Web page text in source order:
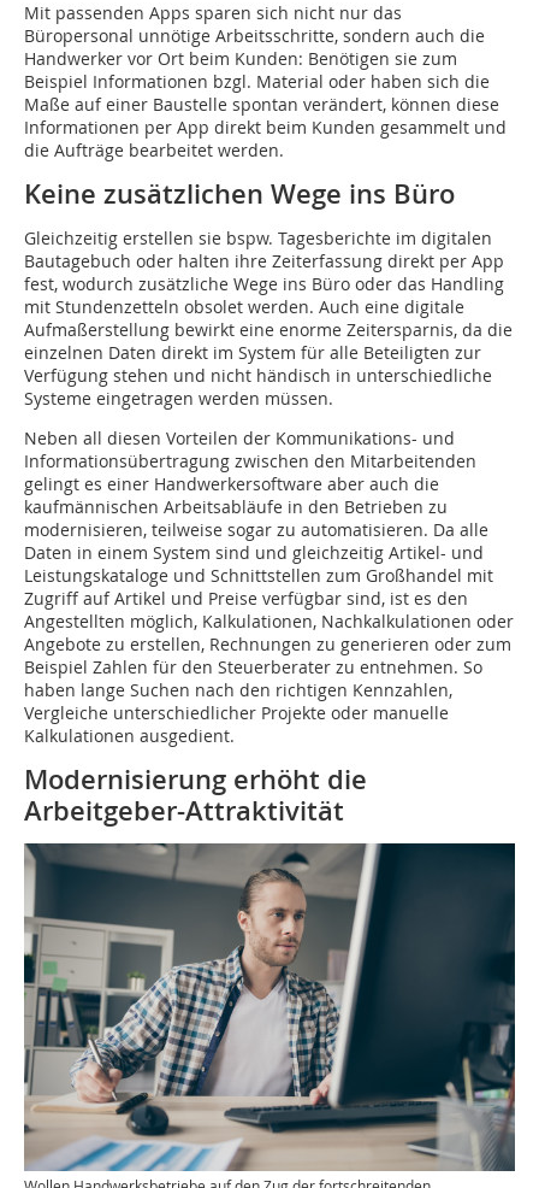
Mit passenden Apps sparen sich nicht nur das
Büropersonal unnötige Arbeitsschritte, sondern auch die
Handwerker vor Ort beim Kunden: Benötigen sie zum
Beispiel Informationen bzgl. Material oder haben sich die
Maße auf einer Baustelle spontan verändert, können diese
Informationen per App direkt beim Kunden gesammelt und
die Aufträge bearbeitet werden.
Keine zusätzlichen Wege ins Büro
Gleichzeitig erstellen sie bspw. Tagesberichte im digitalen
Bautagebuch oder halten ihre Zeiterfassung direkt per App
fest, wodurch zusätzliche Wege ins Büro oder das Handling
mit Stundenzetteln obsolet werden. Auch eine digitale
Aufmaßerstellung bewirkt eine enorme Zeitersparnis, da die
einzelnen Daten direkt im System für alle Beteiligten zur
Verfügung stehen und nicht händisch in unterschiedliche
Systeme eingetragen werden müssen.
Neben all diesen Vorteilen der Kommunikations- und
Informationsübertragung zwischen den Mitarbeitenden
gelingt es einer Handwerkersoftware aber auch die
kaufmännischen Arbeitsabläufe in den Betrieben zu
modernisieren, teilweise sogar zu automatisieren. Da alle
Daten in einem System sind und gleichzeitig Artikel- und
Leistungskataloge und Schnittstellen zum Großhandel mit
Zugriff auf Artikel und Preise verfügbar sind, ist es den
Angestellten möglich, Kalkulationen, Nachkalkulationen oder
Angebote zu erstellen, Rechnungen zu generieren oder zum
Beispiel Zahlen für den Steuerberater zu entnehmen. So
haben lange Suchen nach den richtigen Kennzahlen,
Vergleiche unterschiedlicher Projekte oder manuelle
Kalkulationen ausgedient.
Modernisierung erhöht die
Arbeitgeber-Attraktivität